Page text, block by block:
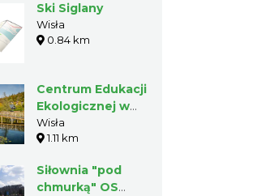
Ski Siglany
Wisła
0.84 km
Centrum Edukacji
Ekologicznej w
Wiśle
Wisła
1.11 km
Siłownia "pod
chmurką" OS